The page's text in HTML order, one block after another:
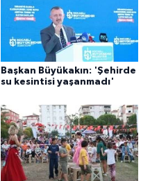
Başkan Büyükakın: 'Şehirde
su kesintisi yaşanmadı'